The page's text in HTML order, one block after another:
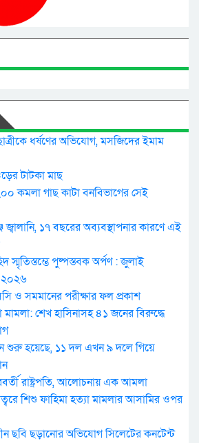
ধর্ষণের অভিযোগ, মসজিদের ইমাম
টাটকা মাছ
কমলা গাছ কাটা বনবিভাগের সেই
জ্বালানি, ১৭ বছরের অব্যবস্থাপনার কারণে এই
স্মৃতিস্তম্ভে পুষ্পস্তবক অর্পণ : জুলাই
২০২৬
ও সমমানের পরীক্ষার ফল প্রকাশ
মামলা: শেখ হাসিনাসহ ৪১ জনের বিরুদ্ধে
শুরু হয়েছে, ১১ দল এখন ৯ দলে গিয়ে
রাষ্ট্রপতি, আলোচনায় এক আমলা
শিশু ফাহিমা হত্যা মামলার আসামির ওপর
ছবি ছড়ানোর অভিযোগ সিলেটের কনটেন্ট